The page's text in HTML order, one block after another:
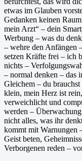
etwas im Glauben
Gedanken keinen
mein Arzt“ – dein
Werbung – was du
– wehre den Anfängen
setzen Kräfte frei – ich
nichts –
– normal denken – das
Gleichem – du
klein, mein Herz ist
verweichlicht und
werden –
nicht alles, was ihr
kommt mit Warnungen
Geist beten,
Verborgenen reden –